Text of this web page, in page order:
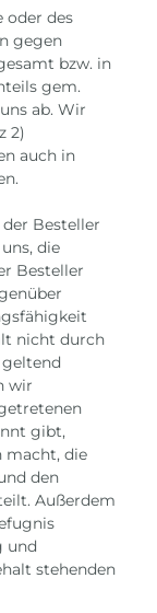
oder des
gegen
bzw. in
gem.
ab. Wir
2)
auch in
Besteller
die
Besteller
nicht durch
geltend
wir
gibt,
macht, die
den
Außerdem
und
stehenden